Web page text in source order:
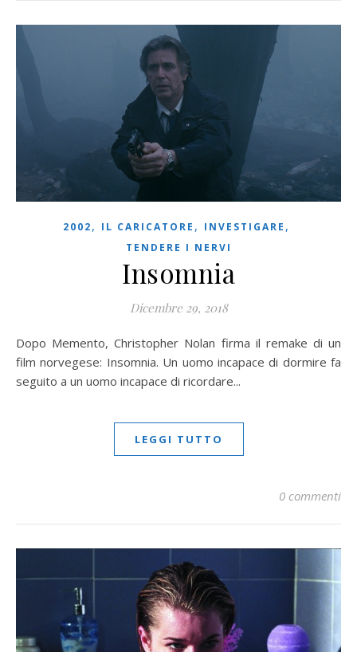
2002, IL CARICATORE , INVESTIGARE ,
TENDERE I NERVI
Insomnia
Dicembre 29, 2018
Dopo Memento, Christopher Nolan firma il remake di un
film norvegese: Insomnia. Un uomo incapace di dormire fa
seguito a un uomo incapace di ricordare...
LEGGI TUTTO
0 commenti